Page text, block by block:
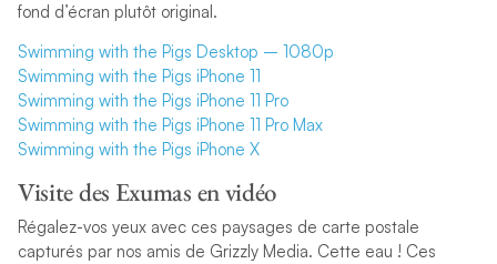
fond d’écran plutôt original.
Swimming with the Pigs Desktop – 1080p
Swimming with the Pigs iPhone 11
Swimming with the Pigs iPhone 11 Pro
Swimming with the Pigs iPhone 11 Pro Max
Swimming with the Pigs iPhone X
Visite des Exumas en vidéo
Régalez-vos yeux avec ces paysages de carte postale
capturés par nos amis de Grizzly Media. Cette eau ! Ces